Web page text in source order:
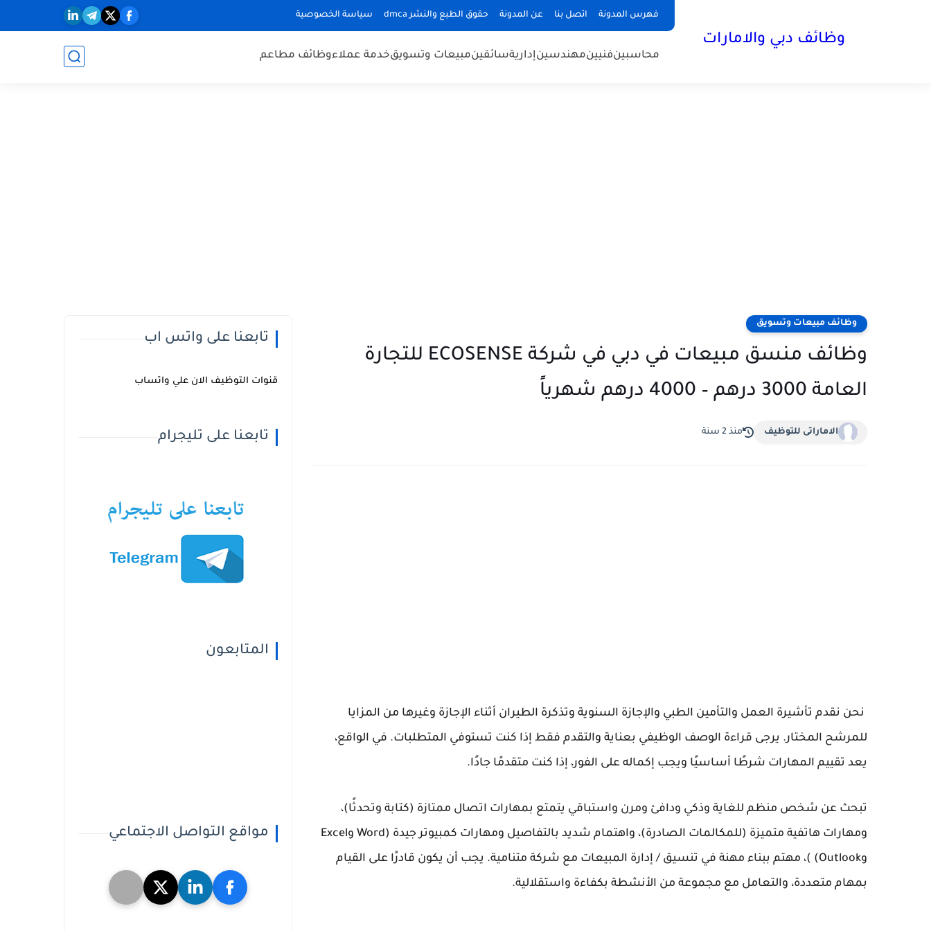
فهرس المدونة اتصل بنا عن المدونة حقوق الطبع والنشر dmca سياسة الخصوصية
وظائف دبي والامارات
محاسبينفنيينمهندسينإداريةسائقينمبيعات وتسويقخدمة عملاءوظائف مطاعم
وظائف مبيعات وتسويق
وظائف منسق مبيعات في دبي في شركة ECOSENSE للتجارة
العامة 3000 درهم – 4000 درهم شهرياً
الاماراتى للتوظيف منذ 2 سنة
نحن نقدم تأشيرة العمل والتأمين الطبي والإجازة السنوية وتذكرة الطيران أثناء الإجازة وغيرها من المزايا
للمرشح المختار. يرجى قراءة الوصف الوظيفي بعناية والتقدم فقط إذا كنت تستوفي المتطلبات. في الواقع،
يعد تقييم المهارات شرطًا أساسيًا ويجب إكماله على الفور، إذا كنت متقدمًا جادًا.
تبحث عن شخص منظم للغاية وذكي ودافئ ومرن واستباقي يتمتع بمهارات اتصال ممتازة (كتابة وتحدثًا)،
ومهارات هاتفية متميزة (للمكالمات الصادرة)، واهتمام شديد بالتفاصيل ومهارات كمبيوتر جيدة (Word وExcel
وOutlook) )، مهتم ببناء مهنة في تنسيق / إدارة المبيعات مع شركة متنامية. يجب أن يكون قادرًا على القيام
بمهام متعددة، والتعامل مع مجموعة من الأنشطة بكفاءة واستقلالية.
تابعنا على واتس اب
قنوات التوظيف الان علي واتساب
تابعنا على تليجرام
المتابعون
مواقع التواصل الاجتماعي